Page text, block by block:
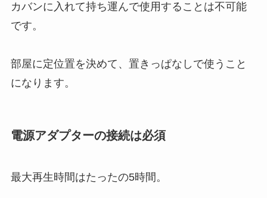
カバンに入れて持ち運んで使用することは不可能
です。
部屋に定位置を決めて、置きっぱなしで使うこと
になります。
電源アダプターの接続は必須
最大再生時間はたったの5時間 。